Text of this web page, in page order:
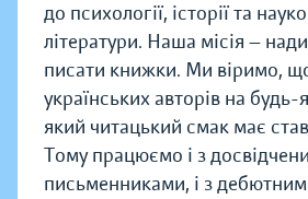
до психології, історії та
літератури. Наша місія —
писати книжки. Ми віримо,
українських авторів на
який читацький смак має
Тому працюємо і з
письменниками, і з